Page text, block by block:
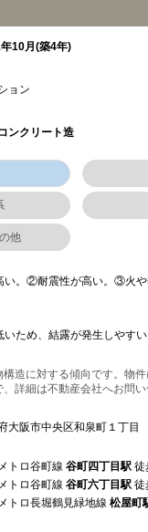
10月(築4年)
ョン
ンクリート造
他
。②耐震性が高い。③火や
ため、結露が発生しやす
造に対する傾向です。物
詳細は不動産会社へお問い
大阪市中央区和泉町１丁目
トロ谷町線 谷町四丁目駅 徒
トロ谷町線 谷町六丁目駅 徒
トロ長堀鶴見緑地線 松屋町